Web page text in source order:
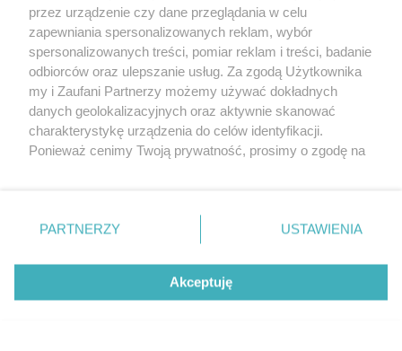
O FIRMIE POLITYKA PRYWATNOŚCI HOSTING
REKLAMA WSPÓŁPRACA RSS FACEBOOK KONTAKT
Nasze serwisy
Aktualności
Tcz24
Historia miasta
Muzyka i kultura
Archiwum wydarzeń
Zdjęcia miasta
przez urządzenie czy dane przeglądania w celu
zapewniania spersonalizowanych reklam, wybór
spersonalizowanych treści, pomiar reklam i treści, badanie
odbiorców oraz ulepszanie usług. Za zgodą Użytkownika
my i Zaufani Partnerzy możemy używać dokładnych
danych geolokalizacyjnych oraz aktywnie skanować
charakterystykę urządzenia do celów identyfikacji.
Ponieważ cenimy Twoją prywatność, prosimy o zgodę na
znajdujący się w lewym dolnym rogu strony
. Niektóre
przetwarzaniu. Preferencje będą miały zastosowania tylko
PARTNERZY USTAWIENIA
Akceptuję